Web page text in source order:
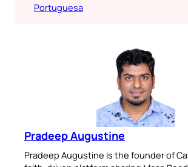
Portuguesa
Pradeep Augustine
Pradeep Augustine is the founder of